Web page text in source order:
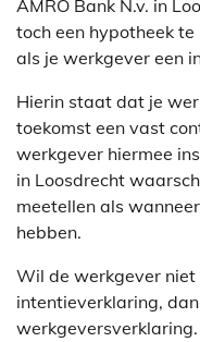
AMRO Bank N.v. in
toch een hypotheek
als je werkgever een
Hierin staat dat je
toekomst een vast
werkgever hiermee
in Loosdrecht
meetellen als
hebben.
Wil de werkgever niet
intentieverklaring,